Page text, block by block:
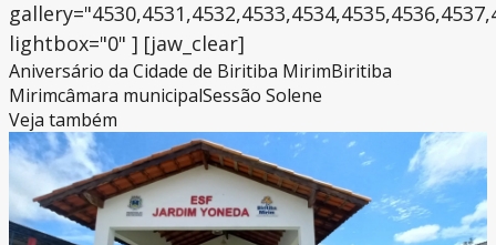
lightbox="0" ] [jaw_clear]
Aniversário da Cidade de Biritiba MirimBiritiba
Mirimcâmara municipalSessão Solene
Veja também